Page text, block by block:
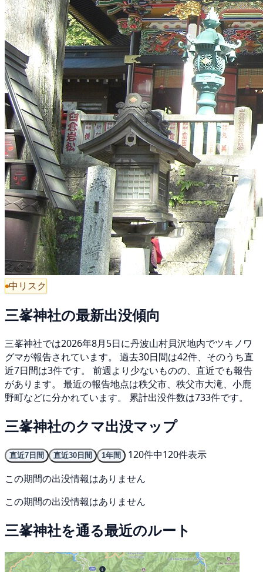
中リスク
三峯神社の最新出没傾向
三峯神社では2026年8月5日に丹波山村貝沢地内でツキノワ
グマが報告されています。 過去30日間は42件、そのうち直
近7日間は3件です。 前週より少ないものの、直近でも報告
があります。 最近の報告地点は秩父市、秩父市大滝、小鹿
野町などに分かれています。 累計出没件数は733件です。
三峯神社のクマ出没マップ
直近7日間 直近30日間 1年間
120件中120件表示
この期間の出没情報はありません
この期間の出没情報はありません
三峯神社を通る最近のルート